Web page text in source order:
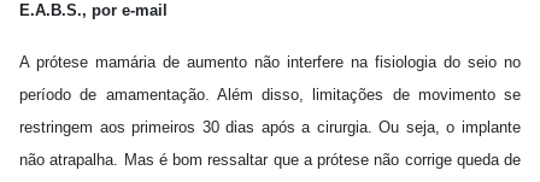
E.A.B.S., por e-mail
A prótese mamária de aumento não interfere na fisiologia do seio no
período de amamentação. Além disso, limitações de movimento se
restringem aos primeiros 30 dias após a cirurgia. Ou seja, o implante
não atrapalha. Mas é bom ressaltar que a prótese não corrige queda de